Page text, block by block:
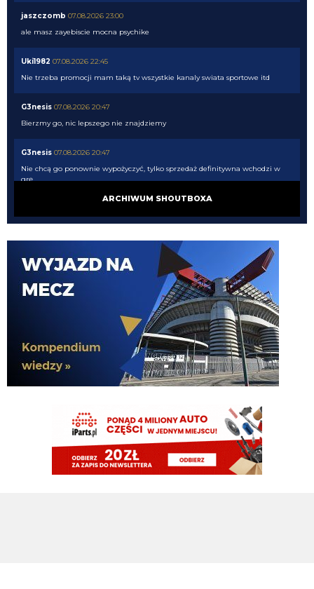
jaszczomb 07.08.2026 23:00
ale masz zayebiscie mocna psychike
Uki1982 07.08.2026 22:45
Nie trzeba promocji mam taką tv wszystkie kanaly swiata sportowe itd
G3nesis 07.08.2026 20:47
Bierzmy go, nic lepszego nie znajdziemy
G3nesis 07.08.2026 20:47
Nie chcą go ponownie wypożyczyć, tylko sprzedaż definitywna wchodzi w
grę
Cancelo wrócił do Al Hilal
Nerazzurro90
07.08.2026 19:42
Botmon publicznie czci zmarlego bandyte piscitelliego brak slow obraz
nedzy i rozpaczy
G3nesis
07.08.2026 19:15
Hehe 😁
Adriano ty already dead a nie forever he xd
FENDI_SOSA 07.08.2026 18:56
Oleeks ciśnij go he
ARCHIWUM SHOUTBOXA